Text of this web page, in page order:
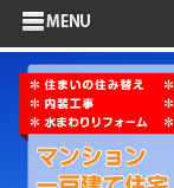
サイドメニュー
お客様の声
水まわりリフォーム
ポイントリフォーム